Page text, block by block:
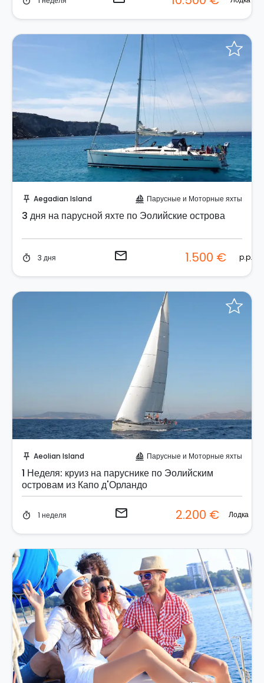
push_pin Aegadian Island sailing Парусные и Моторные яхты
3 дня на парусной яхте по Эолийские острова
timer 3 дня email 1.500 € p.p.
push_pin Aeolian Island sailing Парусные и Моторные яхты
1 Неделя: круиз на паруснике по Эолийским
островам из Капо д'Орландо
timer 1 неделя email 2.200 € Лодка